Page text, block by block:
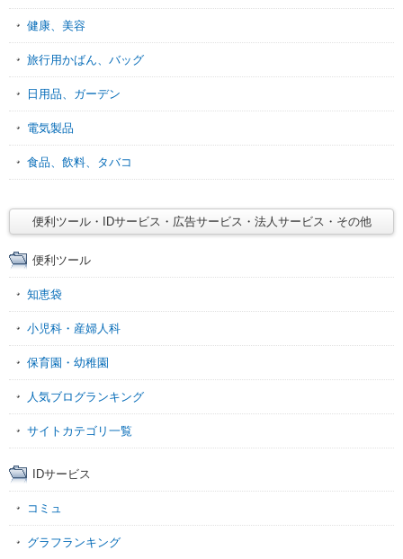
健康、美容
旅行用かばん、バッグ
日用品、ガーデン
電気製品
食品、飲料、タバコ
便利ツール・IDサービス・広告サービス・法人サービス・その他
便利ツール
知恵袋
小児科・産婦人科
保育園・幼稚園
人気ブログランキング
サイトカテゴリ一覧
IDサービス
コミュ
グラフランキング